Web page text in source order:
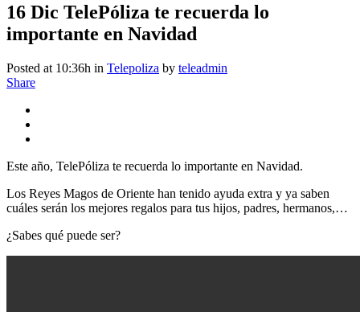
16 Dic TelePóliza te recuerda lo
importante en Navidad
Posted at 10:36h in Telepoliza by teleadmin
Share
Este año, TelePóliza te recuerda lo importante en Navidad.
Los Reyes Magos de Oriente han tenido ayuda extra y ya saben
cuáles serán los mejores regalos para tus hijos, padres, hermanos,…
¿Sabes qué puede ser?